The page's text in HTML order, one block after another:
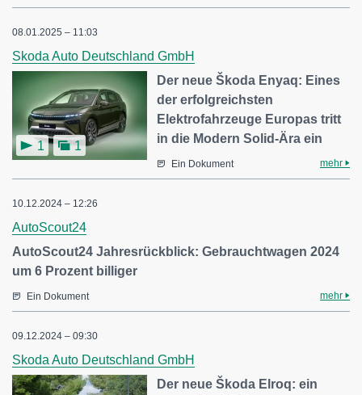
08.01.2025 – 11:03
Skoda Auto Deutschland GmbH
1 1
Der neue Škoda Enyaq: Eines
der erfolgreichsten
Elektrofahrzeuge Europas tritt
in die Modern Solid-Ära ein
Ein Dokument mehr
10.12.2024 – 12:26
AutoScout24
AutoScout24 Jahresrückblick: Gebrauchtwagen 2024
um 6 Prozent billiger
Ein Dokument mehr
09.12.2024 – 09:30
Skoda Auto Deutschland GmbH
Der neue Škoda Elroq: ein